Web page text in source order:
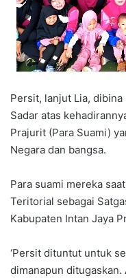
Persit, lanjut Lia,
Sadar atas
Prajurit (Para Suami)
Negara dan bangsa.
Para suami mereka
Teritorial sebagai
Kabupaten Intan Jaya
‘Persit dituntut untuk
dimanapun